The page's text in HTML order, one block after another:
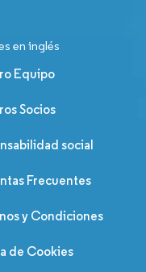
en inglés
Equipo
Socios
social
Frecuentes
y Condiciones
de Cookies